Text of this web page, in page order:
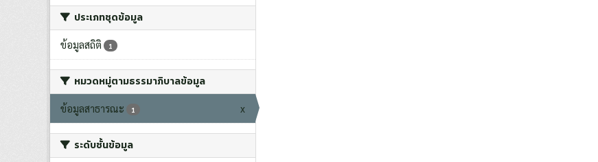
ประเภทชุดข้อมูล
ข้อมูลสถิติ 1
หมวดหมู่ตามธรรมาภิบาลข้อมูล
ข้อมูลสาธารณะ 1 x
ระดับชั้นข้อมูล